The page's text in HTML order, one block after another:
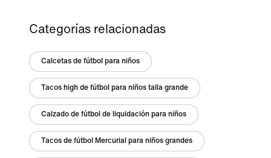
Categorías relacionadas
Calcetas de fútbol para niños
Tacos high de fútbol para niños talla grande
Calzado de fútbol de liquidación para niños
Tacos de fútbol Mercurial para niños grandes